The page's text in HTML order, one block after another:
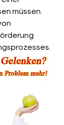
müssen.